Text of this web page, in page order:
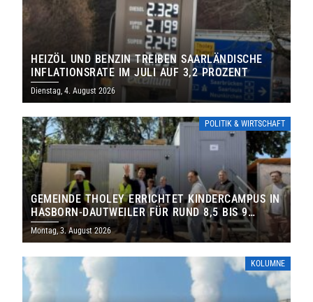
HEIZÖL UND BENZIN TREIBEN SAARLÄNDISCHE
INFLATIONSRATE IM JULI AUF 3,2 PROZENT
Dienstag, 4. August 2026
POLITIK & WIRTSCHAFT
GEMEINDE THOLEY ERRICHTET KINDERCAMPUS IN
HASBORN-DAUTWEILER FÜR RUND 8,5 BIS 9
MILLIONEN EURO
Montag, 3. August 2026
KOLUMNE